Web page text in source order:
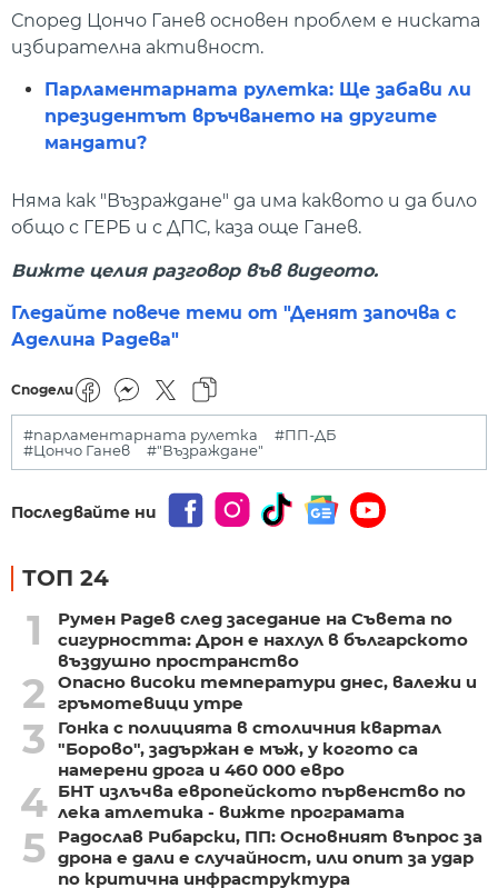
Според Цончо Ганев основен проблем е ниската
избирателна активност.
Парламентарната рулетка: Ще забави ли
президентът връчването на другите
мандати?
Няма как "Възраждане" да има каквото и да било
общо с ГЕРБ и с ДПС, каза още Ганев.
Вижте целия разговор във видеото.
Гледайте повече теми от "Денят започва с
Аделина Радева"
Сподели
#парламентарната рулетка
#ПП-ДБ
#Цончо Ганев
#"Възраждане"
Последвайте ни
ТОП 24
1
Румен Радев след заседание на Съвета по
сигурността: Дрон е нахлул в българското
въздушно пространство
2
Опасно високи температури днес, валежи и
гръмотевици утре
3
Гонка с полицията в столичния квартал
"Борово", задържан е мъж, у когото са
намерени дрога и 460 000 евро
4 БНТ излъчва европейското първенство по
лека атлетика - вижте програмата
5
Радослав Рибарски, ПП: Основният въпрос за
дрона е дали е случайност, или опит за удар
по критична инфраструктура